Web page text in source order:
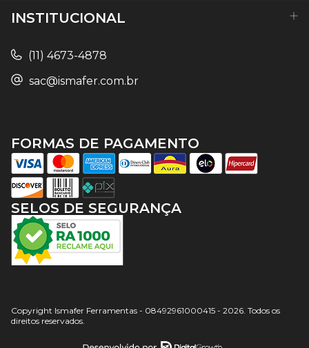
INSTITUCIONAL
(11) 4673-4878
sac@ismafer.com.br
SELOS DE SEGURANÇA
FORMAS DE PAGAMENTO
Copyright Ismafer Ferramentas - 08492961000415 - 2026. Todos os
direitos reservados.